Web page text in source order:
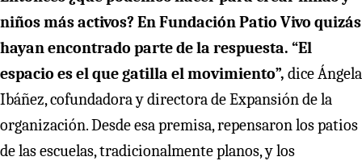
niños más activos? En Fundación Patio Vivo quizás
hayan encontrado parte de la respuesta. “El
espacio es el que gatilla el movimiento”, dice Ángela
Ibáñez, cofundadora y directora de Expansión de la
organización. Desde esa premisa, repensaron los patios
de las escuelas, tradicionalmente planos, y los